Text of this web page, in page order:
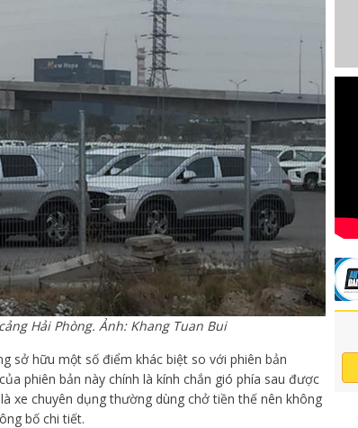
Hải Phòng. Ảnh: Khang Tuan Bui
sở hữu một số điểm khác biệt so với phiên bản
phiên bản này chính là kính chắn gió phía sau được
xe chuyên dụng thường dùng chở tiền thế nên không
bố chi tiết.